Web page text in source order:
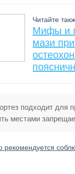
Читайте
Мифы и
мази при
подходит для
местами
рекомендуется